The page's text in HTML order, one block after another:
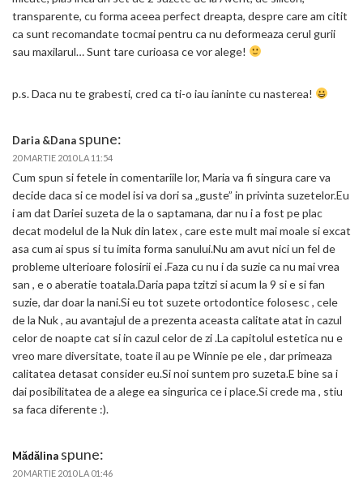
transparente, cu forma aceea perfect dreapta, despre care am citit
ca sunt recomandate tocmai pentru ca nu deformeaza cerul gurii
sau maxilarul… Sunt tare curioasa ce vor alege!
p.s. Daca nu te grabesti, cred ca ti-o iau ianinte cu nasterea!
Daria &Dana spune:
20 MARTIE 2010 LA 11:54
Cum spun si fetele in comentariile lor, Maria va fi singura care va
decide daca si ce model isi va dori sa „guste” in privinta suzetelor.Eu
i am dat Dariei suzeta de la o saptamana, dar nu i a fost pe plac
decat modelul de la Nuk din latex , care este mult mai moale si excat
asa cum ai spus si tu imita forma sanului.Nu am avut nici un fel de
probleme ulterioare folosirii ei .Faza cu nu i da suzie ca nu mai vrea
san , e o aberatie toatala.Daria papa tzitzi si acum la 9 si e si fan
suzie, dar doar la nani.Si eu tot suzete ortodontice folosesc , cele
de la Nuk , au avantajul de a prezenta aceasta calitate atat in cazul
celor de noapte cat si in cazul celor de zi .La capitolul estetica nu e
vreo mare diversitate, toate il au pe Winnie pe ele , dar primeaza
calitatea detasat consider eu.Si noi suntem pro suzeta.E bine sa i
dai posibilitatea de a alege ea singurica ce i place.Si crede ma , stiu
sa faca diferente :).
Mădălina spune:
20 MARTIE 2010 LA 01:46